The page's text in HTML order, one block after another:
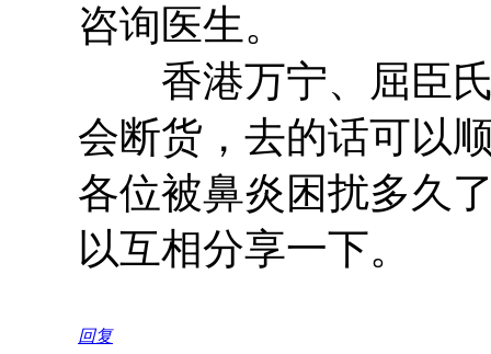
咨询医生。
香港万宁、屈臣氏
会断货，去的话可以
各位被鼻炎困扰多久
以互相分享一下。
回复